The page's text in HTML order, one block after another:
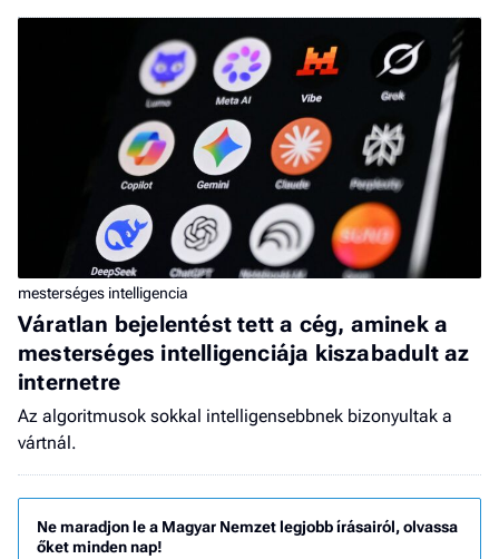
mesterséges intelligencia
Váratlan bejelentést tett a cég, aminek a
mesterséges intelligenciája kiszabadult az
internetre
Az algoritmusok sokkal intelligensebbnek bizonyultak a
vártnál.
Ne maradjon le a Magyar Nemzet legjobb írásairól, olvassa
őket minden nap!